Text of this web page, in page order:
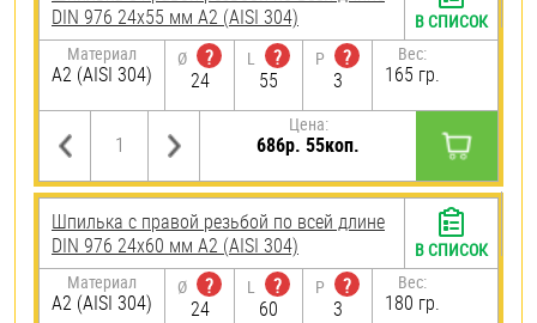
DIN 976 24х55 мм А2 (AISI 304)
Материал
А2 (AISI 304)
Ø
?
24
L
?
55
P
?
3
Вес:
165 гр.
Цена:
686р. 55коп.
В СПИСОК
Шпилька с правой резьбой по всей длине
DIN 976 24х60 мм А2 (AISI 304)
Материал
А2 (AISI 304)
Ø
?
24
L
?
60
P
?
3
Вес:
180 гр.
В СПИСОК